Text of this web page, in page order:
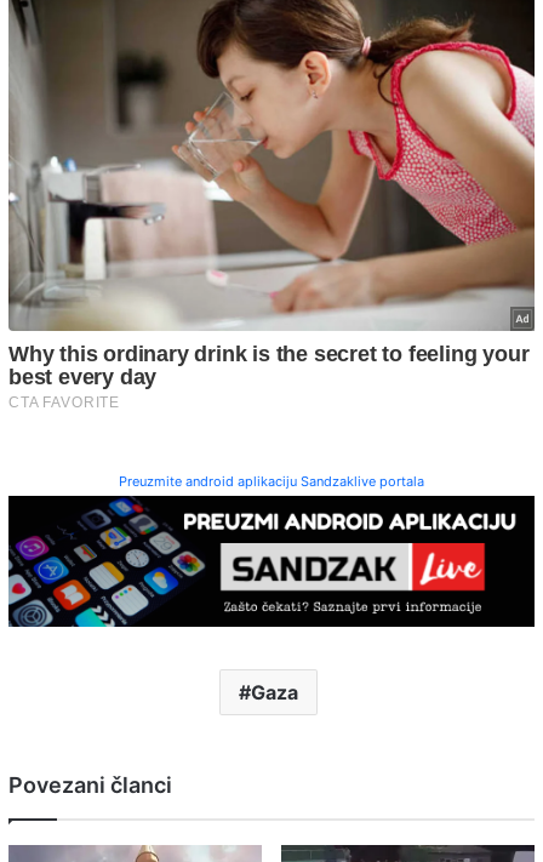
Preuzmite android aplikaciju Sandzaklive portala
Gaza
Povezani članci